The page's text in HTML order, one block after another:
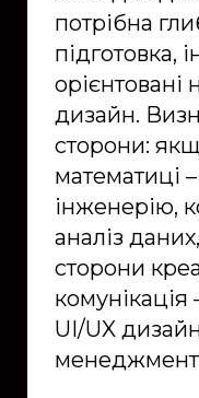
потрібна
підготовка,
орієнтовані
дизайн.
сторони:
математиці
інженерію,
аналіз
сторони
комунікація
UI/UX